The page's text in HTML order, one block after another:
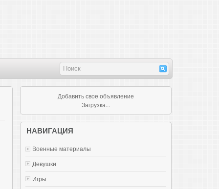
Добавить свое объявление
Загрузка...
НАВИГАЦИЯ
Военные материалы
Девушки
Игры